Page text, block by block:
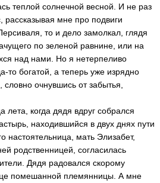
теплой солнечной весной. И не раз
рассказывая мне про подвиги
то и дело замолкал, глядя
по зеленой равнине, или на
над нами. Но я нетерпеливо
то богатой, а теперь уже изрядно
очнувшись от забытья,
лета, когда дядя вдруг собрался
находившийся в двух днях пути
настоятельница, мать Элизабет,
родственницей, согласилась
Дядя радовался скорому
помешанной племянницы. А мне